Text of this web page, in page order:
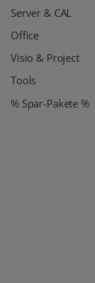
Server & CAL
Office
Visio & Project
Tools
% Spar-Pakete %